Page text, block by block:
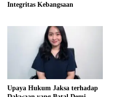
Integritas Kebangsaan
Upaya Hukum Jaksa terhadap